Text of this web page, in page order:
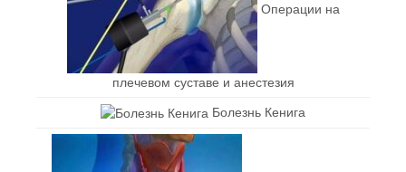
Операции на
плечевом суставе и анестезия
Болезнь Кенига